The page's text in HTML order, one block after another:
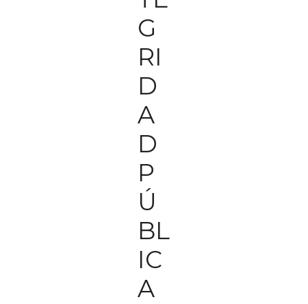
G
RI
D
A
D
P
Ú
BL
IC
A